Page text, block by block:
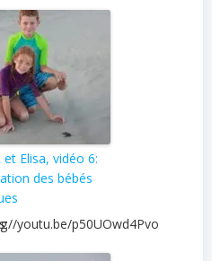
et Elisa, vidéo 6:
des bébés
youtu.be/p50UOwd4Pvo